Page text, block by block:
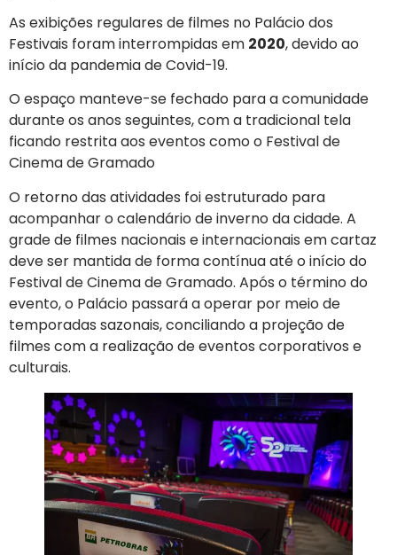
As exibições regulares de filmes no Palácio dos
Festivais foram interrompidas em 2020, devido ao
início da pandemia de Covid-19.
O espaço manteve-se fechado para a comunidade
durante os anos seguintes, com a tradicional tela
ficando restrita aos eventos como o Festival de
Cinema de Gramado
O retorno das atividades foi estruturado para
acompanhar o calendário de inverno da cidade. A
grade de filmes nacionais e internacionais em cartaz
deve ser mantida de forma contínua até o início do
Festival de Cinema de Gramado. Após o término do
evento, o Palácio passará a operar por meio de
temporadas sazonais, conciliando a projeção de
filmes com a realização de eventos corporativos e
culturais.